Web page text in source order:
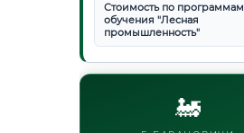
Стоимость по программам
обучения "Лесная
промышленность"
🚂